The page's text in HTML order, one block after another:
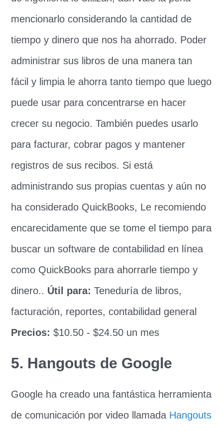
mencionarlo considerando la cantidad de
tiempo y dinero que nos ha ahorrado. Poder
administrar sus libros de una manera tan
fácil y limpia le ahorra tanto tiempo que luego
puede usar para concentrarse en hacer
crecer su negocio. También puedes usarlo
para facturar, cobrar pagos y mantener
registros de sus recibos. Si está
administrando sus propias cuentas y aún no
ha considerado QuickBooks, Le recomiendo
encarecidamente que se tome el tiempo para
buscar un software de contabilidad en línea
como QuickBooks para ahorrarle tiempo y
dinero.. Útil para: Teneduría de libros,
facturación, reportes, contabilidad general
Precios: $10.50 - $24.50 un mes
5. Hangouts de Google
Google ha creado una fantástica herramienta
de comunicación por video llamada Hangouts